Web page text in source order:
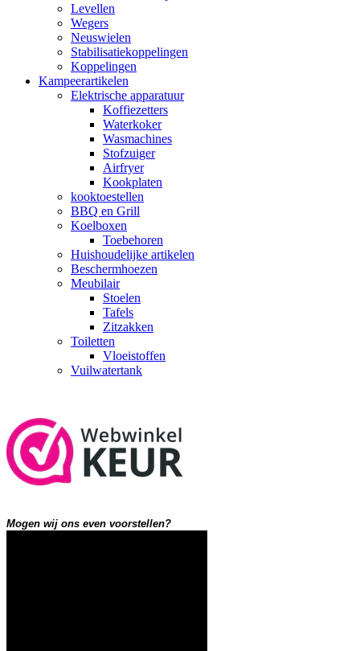
Levellen
Wegers
Neuswielen
Stabilisatiekoppelingen
Koppelingen
Kampeerartikelen
Elektrische apparatuur
Koffiezetters
Waterkoker
Wasmachines
Stofzuiger
Airfryer
Kookplaten
kooktoestellen
BBQ en Grill
Koelboxen
Toebehoren
Huishoudelijke artikelen
Beschermhoezen
Meubilair
Stoelen
Tafels
Zitzakken
Toiletten
Vloeistoffen
Vuilwatertank
Mogen wij ons even voorstellen?